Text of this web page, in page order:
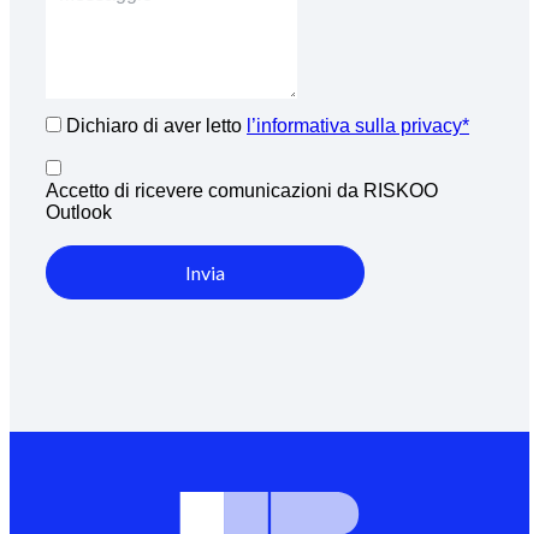
Dichiaro di aver letto l’informativa sulla privacy*
Accetto di ricevere comunicazioni da RISKOO
Outlook
Invia